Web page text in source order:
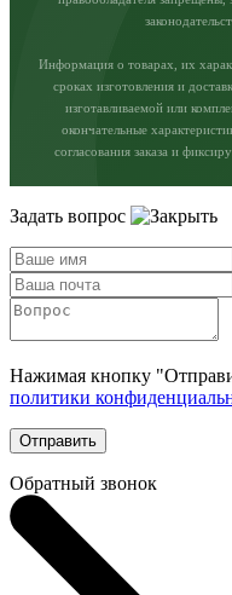
Информация о товарах, их
сроках изготовления и
изготавливаемой или
окончательные
согласования заказа и
Задать вопрос
Нажимая кнопку
политики
Отправить
Обратный звонок